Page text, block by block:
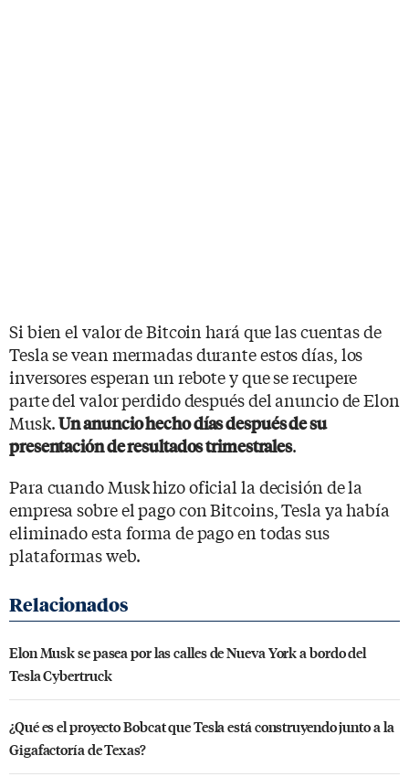
Si bien el valor de Bitcoin hará que las cuentas de
Tesla se vean mermadas durante estos días, los
inversores esperan un rebote y que se recupere
parte del valor perdido después del anuncio de Elon
Musk.Un anuncio hecho días después de su
presentación de resultados trimestrales.
Para cuando Musk hizo oficial la decisión de la
empresa sobre el pago con Bitcoins, Tesla ya había
eliminado esta forma de pago en todas sus
plataformas web.
Elon Musk se pasea por las calles de Nueva York a bordo del
Tesla Cybertruck
¿Qué es el proyecto Bobcat que Tesla está construyendo junto a la
Gigafactoría de Texas?